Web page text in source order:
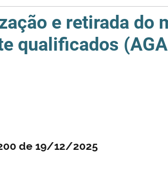
e retirada do
qualificados
de 19/12/2025